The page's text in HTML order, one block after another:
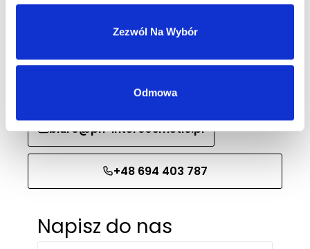
Zezwól Na Wybór
Odmowa
Nasz dział sprzedaży hurtowej odpowie
biuro@ph-intercosmetic.pl
+48 694 403 787
Napisz do nas